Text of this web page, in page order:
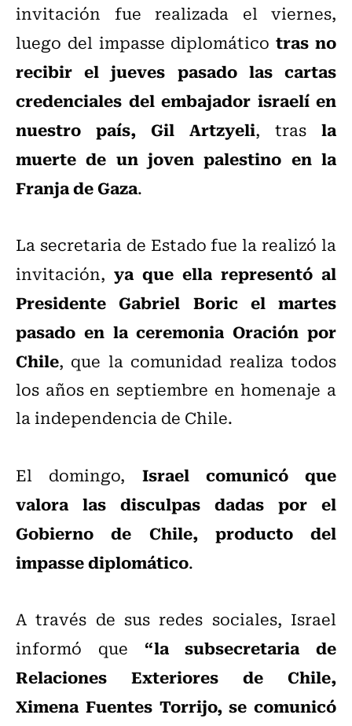
invitación fue realizada el viernes,
luego del impasse diplomáticotras no
recibir el jueves pasado las cartas
credenciales del embajador israelí en
nuestro país, Gil Artzyeli, tras la
muerte de un joven palestino en la
Franja de Gaza.
La secretaria de Estado fue la realizó la
invitación, ya que ella representó al
Presidente Gabriel Boric el martes
pasado en la ceremonia Oración por
Chile, que la comunidad realiza todos
los años en septiembre en homenaje a
la independencia de Chile.
El domingo, Israel comunicó que
valora las disculpas dadas por el
Gobierno de Chile, producto del
impasse diplomático.
A través de sus redes sociales, Israel
informó que “la subsecretaria de
Relaciones Exteriores de Chile,
Ximena Fuentes Torrijo, se comunicó